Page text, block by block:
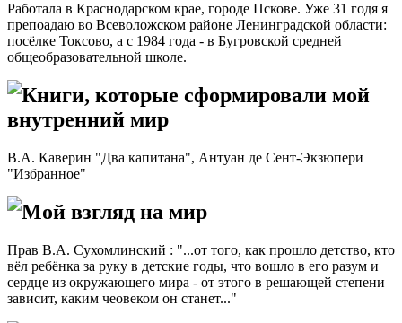
Работала в Краснодарском крае, городе Пскове. Уже 31 годя я
препоадаю во Всеволожском районе Ленинградской области:
посёлке Токсово, а с 1984 года - в Бугровской средней
общеобразовательной школе.
Книги, которые сформировали мой
внутренний мир
В.А. Каверин "Два капитана", Антуан де Сент-Экзюпери
"Избранное"
Мой взгляд на мир
Прав В.А. Сухомлинский : "...от того, как прошло детство, кто
вёл ребёнка за руку в детские годы, что вошло в его разум и
сердце из окружающего мира - от этого в решающей степени
зависит, каким чеовеком он станет..."